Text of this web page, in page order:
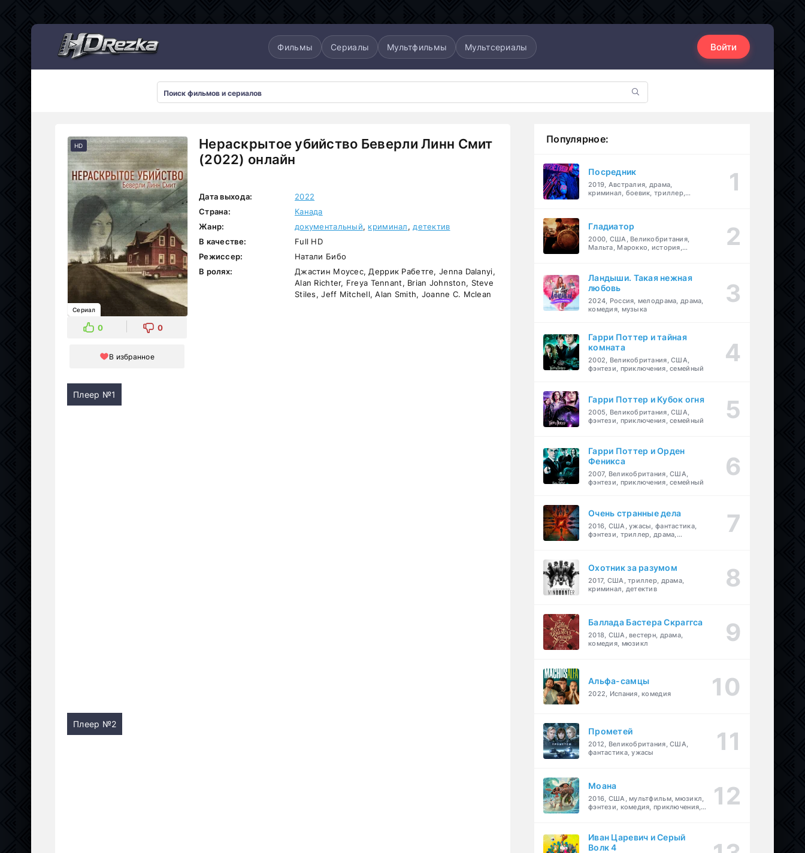
Фильмы Сериалы Мультфильмы Мультсериалы Войти
Нераскрытое убийство Беверли Линн Смит
(2022) онлайн
HD
Сериал
0 0
В избранное
Дата выхода:
2022
Страна:
Канада
Жанр:
документальный, криминал, детектив
В качестве:
Full HD
Режиссер:
Натали Бибо
В ролях:
Джастин Моусес, Деррик Рабетге, Jenna Dalanyi,
Alan Richter, Freya Tennant, Brian Johnston, Steve
Stiles, Jeff Mitchell, Alan Smith, Joanne C. Mclean
Плеер №1
Плеер №2
Популярное:
Посредник
2019, Австралия, драма,
криминал, боевик, триллер,
Гладиатор
2000, США, Великобритания,
Мальта, Марокко, история,
Ландыши. Такая нежная
любовь
2024, Россия, мелодрама, драма,
комедия, музыка
Гарри Поттер и тайная
комната
2002, Великобритания, США,
фэнтези, приключения, семейный
Гарри Поттер и Кубок огня
2005, Великобритания, США,
фэнтези, приключения, семейный
Гарри Поттер и Орден
Феникса
2007, Великобритания, США,
фэнтези, приключения, семейный
Очень странные дела
2016, США, ужасы, фантастика,
фэнтези, триллер, драма,
Охотник за разумом
2017, США, триллер, драма,
криминал, детектив
Баллада Бастера Скраггса
2018, США, вестерн, драма,
комедия, мюзикл
Альфа-самцы
2022, Испания, комедия
Прометей
2012, Великобритания, США,
фантастика, ужасы
Моана
2016, США, мультфильм, мюзикл,
фэнтези, комедия, приключения,
Иван Царевич и Серый
Волк 4
Мультсериалы